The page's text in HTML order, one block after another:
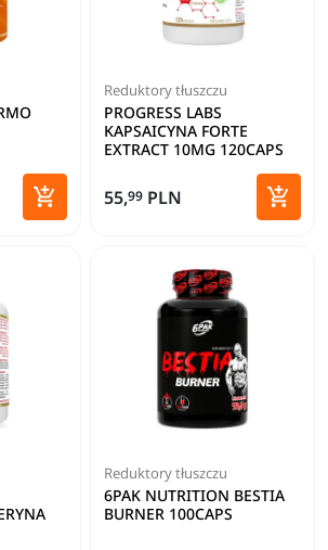

Dodaj do koszyka
Reduktory tłuszczu
PROGRESS LABS
KAPSAICYNA FORTE
EXTRACT 10MG 120CAPS
55,99 PLN 
Dodaj
Reduktory tłuszczu
6PAK NUTRITION BESTIA
BURNER 100CAPS